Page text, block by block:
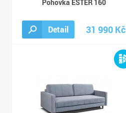
Pohovka ESTER 160
Detail 31 990 Kč
41 590 Kč